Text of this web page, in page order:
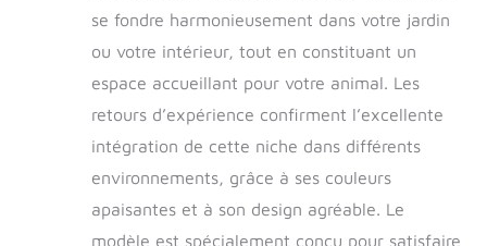
support de base est
améliorer la
stabilité. Système
conception d’évent
à l'avant et à
l'arrière du chenil
circulation de l'air à
l'intérieur de la
se fondre harmonieusement dans votre jardin
ou votre intérieur, tout en constituant un
espace accueillant pour votre animal. Les
retours d’expérience confirment l’excellente
intégration de cette niche dans différents
environnements, grâce à ses couleurs
apaisantes et à son design agréable. Le
modèle est spécialement conçu pour satisfaire